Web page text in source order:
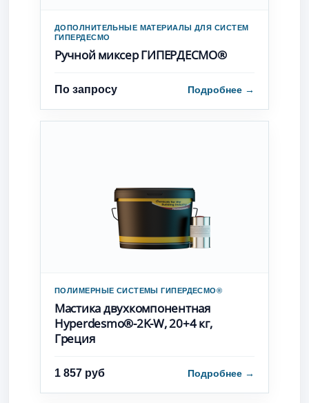
ДОПОЛНИТЕЛЬНЫЕ МАТЕРИАЛЫ ДЛЯ СИСТЕМ
ГИПЕРДЕСМО
Ручной миксер ГИПЕРДЕСМО®
По запросу Подробнее →
ПОЛИМЕРНЫЕ СИСТЕМЫ ГИПЕРДЕСМО®
Мастика двухкомпонентная
Hyperdesmo®-2K-W, 20+4 кг,
Греция
1 857 руб Подробнее →